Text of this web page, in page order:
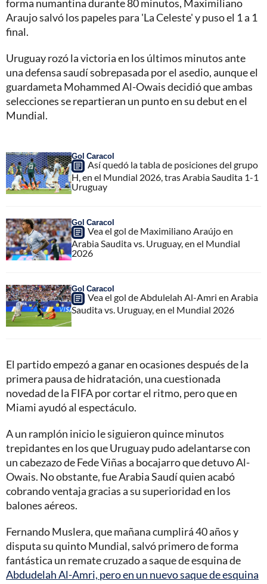
forma numantina durante 80 minutos, Maximiliano
Araujo salvó los papeles para 'La Celeste' y puso el 1 a 1
final.
Uruguay rozó la victoria en los últimos minutos ante
una defensa saudí sobrepasada por el asedio, aunque el
guardameta Mohammed Al-Owais decidió que ambas
selecciones se repartieran un punto en su debut en el
Mundial.
Gol Caracol
Así quedó la tabla de posiciones del grupo
H, en el Mundial 2026, tras Arabia Saudita 1-1
Uruguay
Gol Caracol
Vea el gol de Maximiliano Araújo en
Arabia Saudita vs. Uruguay, en el Mundial
2026
Gol Caracol
Vea el gol de Abdulelah Al-Amri en Arabia
Saudita vs. Uruguay, en el Mundial 2026
El partido empezó a ganar en ocasiones después de la
primera pausa de hidratación, una cuestionada
novedad de la FIFA por cortar el ritmo, pero que en
Miami ayudó al espectáculo.
A un ramplón inicio le siguieron quince minutos
trepidantes en los que Uruguay pudo adelantarse con
un cabezazo de Fede Viñas a bocajarro que detuvo Al-
Owais. No obstante, fue Arabia Saudí quien acabó
cobrando ventaja gracias a su superioridad en los
balones aéreos.
Fernando Muslera, que mañana cumplirá 40 años y
disputa su quinto Mundial, salvó primero de forma
fantástica un remate cruzado a saque de esquina de
Abdudelah Al-Amri, pero en un nuevo saque de esquina